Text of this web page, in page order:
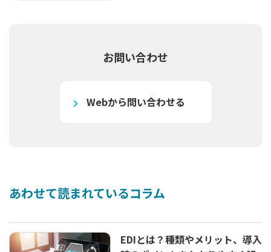
お問い合わせ
Webから問い合わせる
あわせて読まれているコラム
EDIとは？種類やメリット、導入